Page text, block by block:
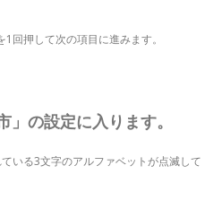
回押して次の項目に進みます。
の設定に入ります。
いる3文字のアルファベットが点滅して